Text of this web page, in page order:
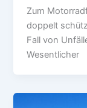
Zum
doppelt
Fall von
Wesentlicher